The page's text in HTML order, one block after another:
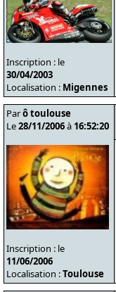
Inscription : le
30/04/2003
Localisation : Migennes
Parô toulouse
Le28/11/2006à 16:52:20
Inscription : le
11/06/2006
Localisation :Toulouse